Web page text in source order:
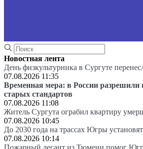
Новостная лента
День физкультурника в Сургуте
07.08.2026 11:35
Временная мера: в России разрешили
старых стандартов
07.08.2026 11:08
Житель Сургута ограбил квартиру
07.08.2026 10:45
До 2030 года на трассах Югры
07.08.2026 10:14
Пожарный десант из Тюмени помог